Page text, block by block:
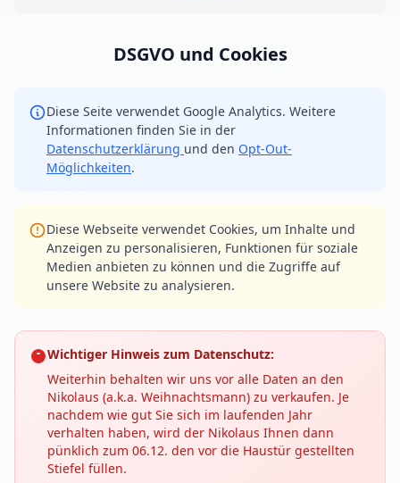
DSGVO und Cookies
Diese Seite verwendet Google Analytics. Weitere
Informationen finden Sie in der
Datenschutzerklärung und den Opt-Out-
Möglichkeiten.
Diese Webseite verwendet Cookies, um Inhalte und
Anzeigen zu personalisieren, Funktionen für soziale
Medien anbieten zu können und die Zugriffe auf
unsere Website zu analysieren.
Wichtiger Hinweis zum Datenschutz:
Weiterhin behalten wir uns vor alle Daten an den
Nikolaus (a.k.a. Weihnachtsmann) zu verkaufen. Je
nachdem wie gut Sie sich im laufenden Jahr
verhalten haben, wird der Nikolaus Ihnen dann
pünklich zum 06.12. den vor die Haustür gestellten
Stiefel füllen.